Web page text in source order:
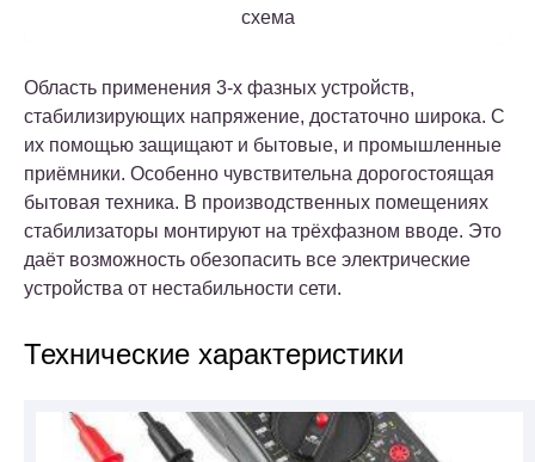
схема
Область применения 3-х фазных устройств,
стабилизирующих напряжение, достаточно широка. С
их помощью защищают и бытовые, и промышленные
приёмники. Особенно чувствительна дорогостоящая
бытовая техника. В производственных помещениях
стабилизаторы монтируют на трёхфазном вводе. Это
даёт возможность обезопасить все электрические
устройства от нестабильности сети.
Технические характеристики